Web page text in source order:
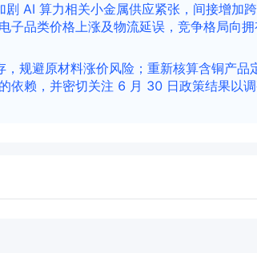
AI 算力相关小金属供应紧张，间接增加
子品类价格上涨及物流延误，竞争格局向
规避原材料涨价风险；重新核算含铜产品
依赖，并密切关注 6 月 30 日政策结果以调